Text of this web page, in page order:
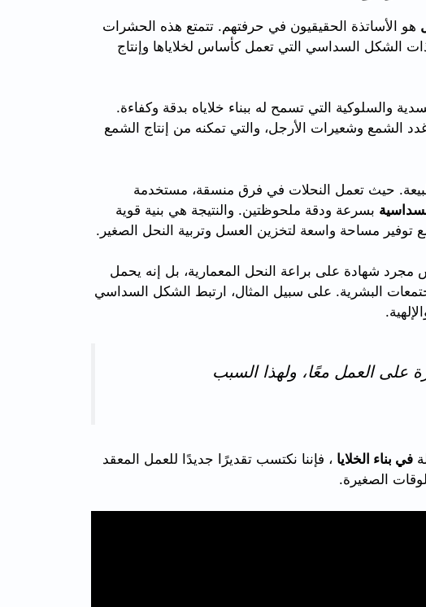
هو الأساتذة الحقيقيون في حرفتهم. تتمتع هذه الحشرات
الشكل السداسي التي تعمل كأساس لخلاياها وإنتاج
والسلوكية التي تسمح له ببناء خلاياه بدقة وكفاءة.
الشمع وشعيرات الأرجل، والتي تمكنه من إنتاج الشمع
حيث تعمل النحلات في فرق منسقة، مستخدمة
بسرعة ودقة ملحوظتين. والنتيجة هي بنية قوية
توفير مساحة واسعة لتخزين العسل وتربية النحل الصغير.
شهادة على براعة النحل المعمارية، بل إنه يحمل
البشرية. على سبيل المثال، ارتبط الشكل السداسي
على العمل معًا، ولهذا السبب
في بناء الخلايا ، فإننا نكتسب تقديرًا جديدًا للعمل المعقد
الصغيرة.